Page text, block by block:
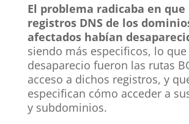
El problema radicaba en que
registros DNS de los
afectados habían
siendo más especificos, lo que
desaparecio fueron las rutas
acceso a dichos registros, y
especifican cómo acceder a
y subdominios.